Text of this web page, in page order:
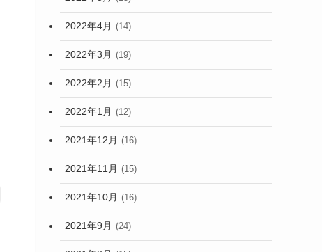
2022年4月 (14)
2022年3月 (19)
2022年2月 (15)
2022年1月 (12)
2021年12月 (16)
2021年11月 (15)
2021年10月 (16)
2021年9月 (24)